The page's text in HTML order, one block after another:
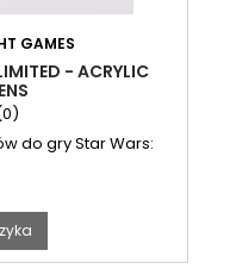
GAMES
- ACRYLIC
do gry Star Wars: